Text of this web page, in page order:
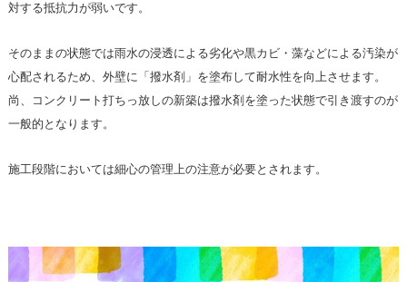
対する抵抗力が弱いです。
そのままの状態では雨水の浸透による劣化や黒カビ・藻などによる汚染が
心配されるため、外壁に「撥水剤」を塗布して耐水性を向上させます。
尚、コンクリート打ちっ放しの新築は撥水剤を塗った状態で引き渡すのが
一般的となります。
施工段階においては細心の管理上の注意が必要とされます。